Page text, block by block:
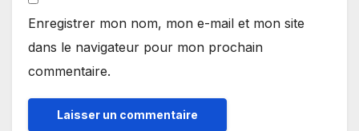
Enregistrer mon nom, mon e-mail et mon site
dans le navigateur pour mon prochain
commentaire.